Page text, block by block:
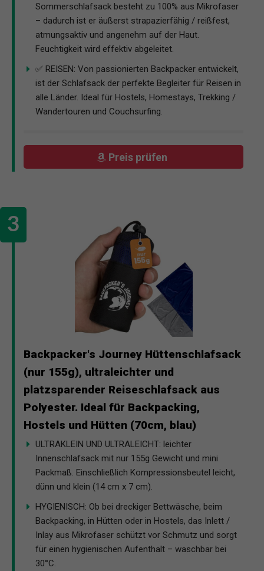
Sommerschlafsack besteht zu 100% aus Mikrofaser
– dadurch ist er äußerst strapazierfähig / reißfest,
atmungsaktiv und angenehm auf der Haut.
Feuchtigkeit wird effektiv abgeleitet.
✅ REISEN: Von passionierten Backpacker entwickelt,
ist der Schlafsack der perfekte Begleiter für Reisen in
alle Länder. Ideal für Hostels, Homestays, Trekking /
Wandertouren und Couchsurfing.
Preis prüfen
Backpacker's Journey Hüttenschlafsack
(nur 155g), ultraleichter und
platzsparender Reiseschlafsack aus
Polyester. Ideal für Backpacking,
Hostels und Hütten (70cm, blau)
ULTRAKLEIN UND ULTRALEICHT: leichter
Innenschlafsack mit nur 155g Gewicht und mini
Packmaß. Einschließlich Kompressionsbeutel leicht,
dünn und klein (14 cm x 7 cm).
HYGIENISCH: Ob bei dreckiger Bettwäsche, beim
Backpacking, in Hütten oder in Hostels, das Inlett /
Inlay aus Mikrofaser schützt vor Schmutz und sorgt
für einen hygienischen Aufenthalt – waschbar bei
30°C.